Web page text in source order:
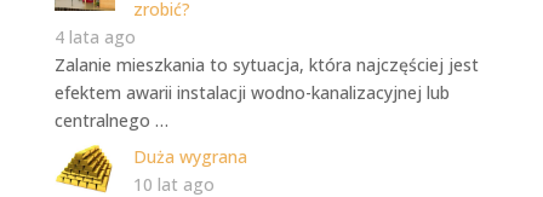
zrobić?
4 lata ago
Zalanie mieszkania to sytuacja, która najczęściej jest
efektem awarii instalacji wodno-kanalizacyjnej lub
centralnego …
Duża wygrana
10 lat ago